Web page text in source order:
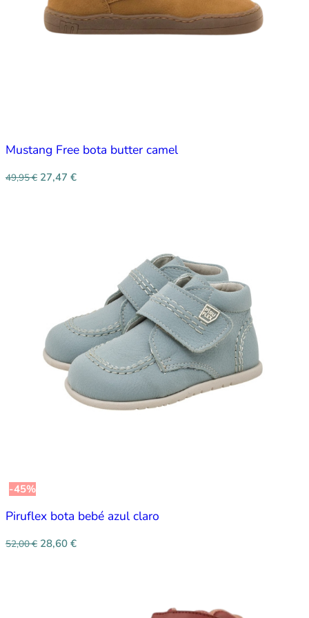
Mustang Free bota butter camel
49,95€ 27,47 €
-45%
Piruflex bota bebé azul claro
52,00€ 28,60 €